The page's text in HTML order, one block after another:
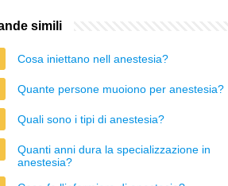
simili
Cosa iniettano nell anestesia?
Quante persone muoiono per anestesia?
Quali sono i tipi di anestesia?
Quanti anni dura la specializzazione in
anestesia?